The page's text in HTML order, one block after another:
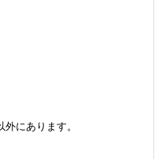
にあります。